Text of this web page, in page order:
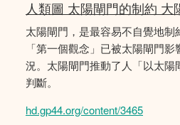
人類圖 太陽閘門的制約 大
太陽閘門，是最容易不自覺地制
「第一個觀念」已被太陽閘門
況。太陽閘門推動了人「以太
判斷。
hd.gp44.org/content/3465